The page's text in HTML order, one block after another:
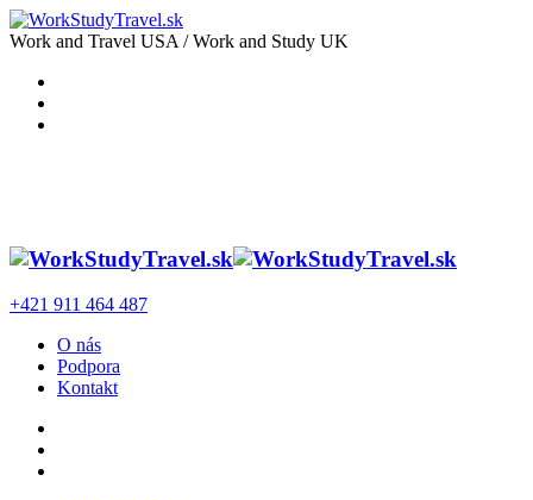
Work and Travel USA / Work and Study UK
+421 911 464 487
O nás
Podpora
Kontakt